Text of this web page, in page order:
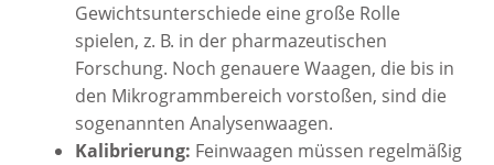
Gewichtsunterschiede eine große Rolle
spielen, z. B. in der pharmazeutischen
Forschung. Noch genauere Waagen, die bis in
den Mikrogrammbereich vorstoßen, sind die
sogenannten Analysenwaagen.
Kalibrierung: Feinwaagen müssen regelmäßig